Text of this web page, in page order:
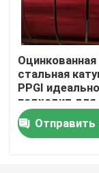
Катушка PPGI
Коуль из
Запас
Оцинкованная
стальная
PPGI идеально
подходит для
кровельных
панелей и
Отправить